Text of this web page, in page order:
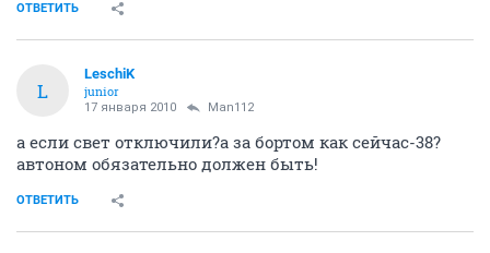
ОТВЕТИТЬ
L
LeschiK
junior
17 января 2010 Man112
а если свет отключили?а за бортом как сейчас-38?
автоном обязательно должен быть!
ОТВЕТИТЬ